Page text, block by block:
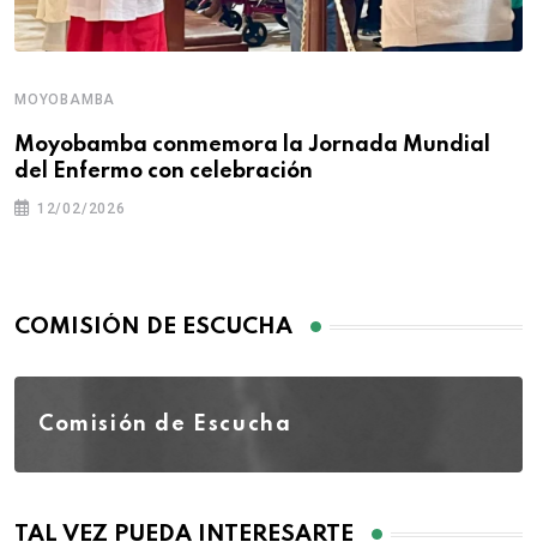
MOYOBAMBA
Moyobamba conmemora la Jornada Mundial
del Enfermo con celebración
12/02/2026
COMISIÓN DE ESCUCHA
Comisión de Escucha
TAL VEZ PUEDA INTERESARTE